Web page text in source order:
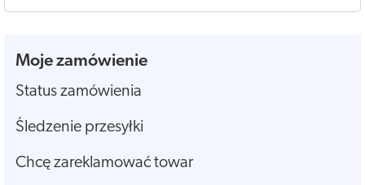
Moje zamówienie
Status zamówienia
Śledzenie przesyłki
Chcę zareklamować towar